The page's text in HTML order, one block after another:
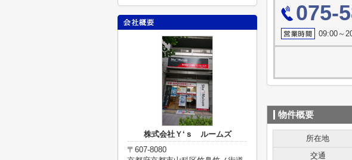
075-
09:00～
物件概要
所在地
交通
株式会社Ｙ‘ｓ ルームズ
〒607-8080